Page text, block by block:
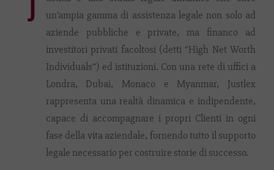
un’ampia gamma di assistenza legale non solo ad
aziende pubbliche e private, ma financo ad
investitori privati facoltosi (detti “High Net Worth
Individuals”) ed istituzioni. Con una rete di uffici a
Londra, Dubai, Monaco e Myanmar, Justlex
rappresenta una realtà dinamica e indipendente,
capace di accompagnare i propri Clienti in ogni
fase della vita aziendale, fornendo tutto il supporto
legale necessario per costruire storie di successo.